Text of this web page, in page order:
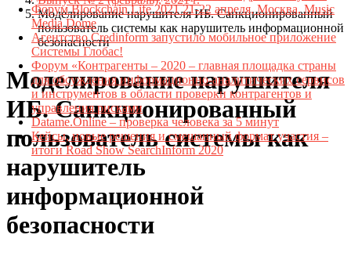
Форум Blockchain Life 2021 21-22 апреля, Москва, Music
Media Dome
Агентство Credinform запустило мобильное приложение
Системы Глобас!
Форум «Контрагенты – 2020 – главная площадка страны
для обсуждения информационно-аналитических сервисов
и инструментов в области проверки контрагентов и
управления рисками
Datame.Online – проверка человека за 5 минут
Кейсы, новые решения и смешанный формат участия –
итоги Road Show SearchInform 2020
Моделирование нарушителя ИБ. Санкционированный
пользователь системы как нарушитель информационной
безопасности
Моделирование нарушителя
ИБ. Санкционированный
пользователь системы как
нарушитель
информационной
безопасности